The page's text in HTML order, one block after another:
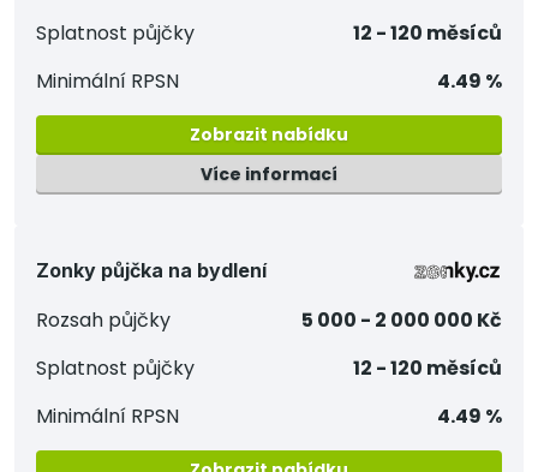
Splatnost půjčky
12 - 120 měsíců
Minimální RPSN
4.49 %
Zobrazit nabídku
Více informací
Zonky půjčka na bydlení
Rozsah půjčky
5 000 - 2 000 000 Kč
Splatnost půjčky
12 - 120 měsíců
Minimální RPSN
4.49 %